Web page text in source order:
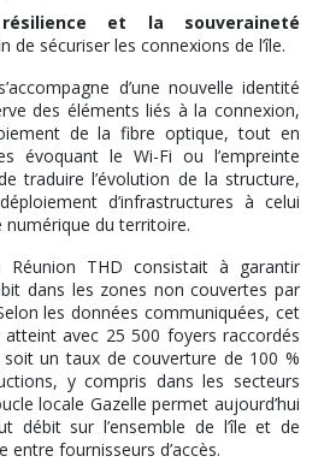
et la souveraineté
de sécuriser les connexions de l’île.
d’une nouvelle identité
des éléments liés à la connexion,
de la fibre optique, tout en
évoquant le Wi-Fi ou l’empreinte
traduire l’évolution de la structure,
d’infrastructures à celui
numérique du territoire.
THD consistait à garantir
dans les zones non couvertes par
les données communiquées, cet
avec 25 500 foyers raccordés
un taux de couverture de 100 %
y compris dans les secteurs
locale Gazelle permet aujourd’hui
débit sur l’ensemble de l’île et de
entre fournisseurs d’accès.